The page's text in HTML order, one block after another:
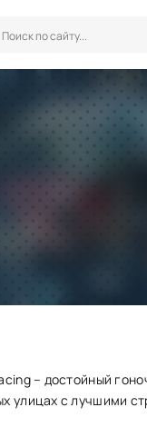
– достойный
улицах с лучшими